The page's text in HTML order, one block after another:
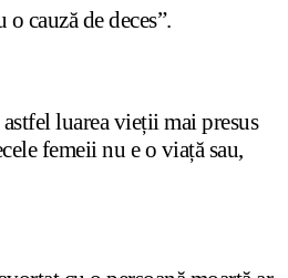
cauză de deces”.
luarea vieții mai presus
femeii nu e o viață sau,